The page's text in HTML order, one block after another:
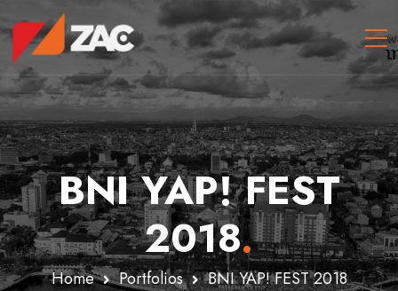
BNI YAP! FEST
2018.
Home Portfolios BNI YAP! FEST 2018